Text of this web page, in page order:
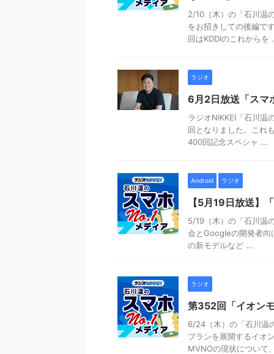
2/10（木）の「石川温
をお招きしての後編で
回はKDDIのこれからを
ラジオ
6月2日放送「スマ
ラジオNIKKEI「石川
回となりました。これ
400回記念スペシャ ...
Android ラジオ
【5月19日放送】
5/19（木）の「石川温
会とGoogleの開発者向
の新モデルなど ...
ラジオ
第352回「イオン
6/24（木）の「石川温
プランを展開するイオ
MVNOの現状について